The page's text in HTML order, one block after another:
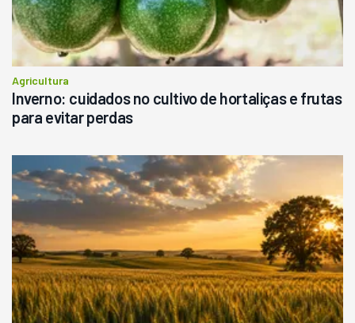
Agricultura
Inverno: cuidados no cultivo de hortaliças e frutas
para evitar perdas